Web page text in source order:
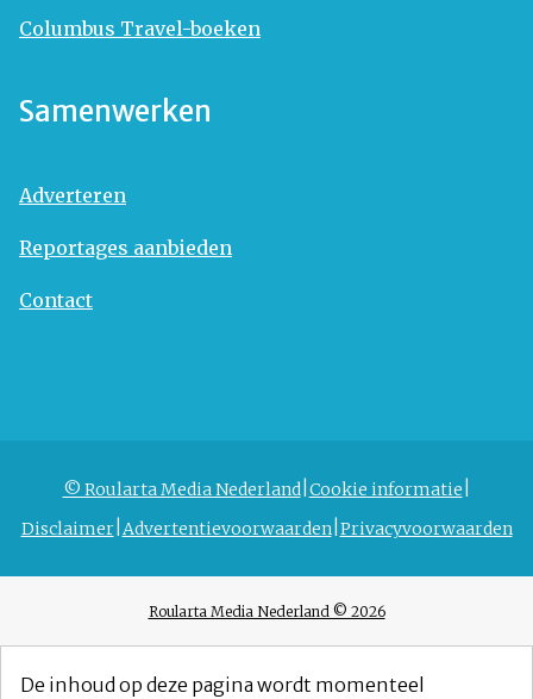
Columbus Travel-boeken
Samenwerken
Adverteren
Reportages aanbieden
Contact
© Roularta Media Nederland Cookie informatie
Disclaimer Advertentievoorwaarden Privacyvoorwaarden
Roularta Media Nederland © 2026
De inhoud op deze pagina wordt momenteel